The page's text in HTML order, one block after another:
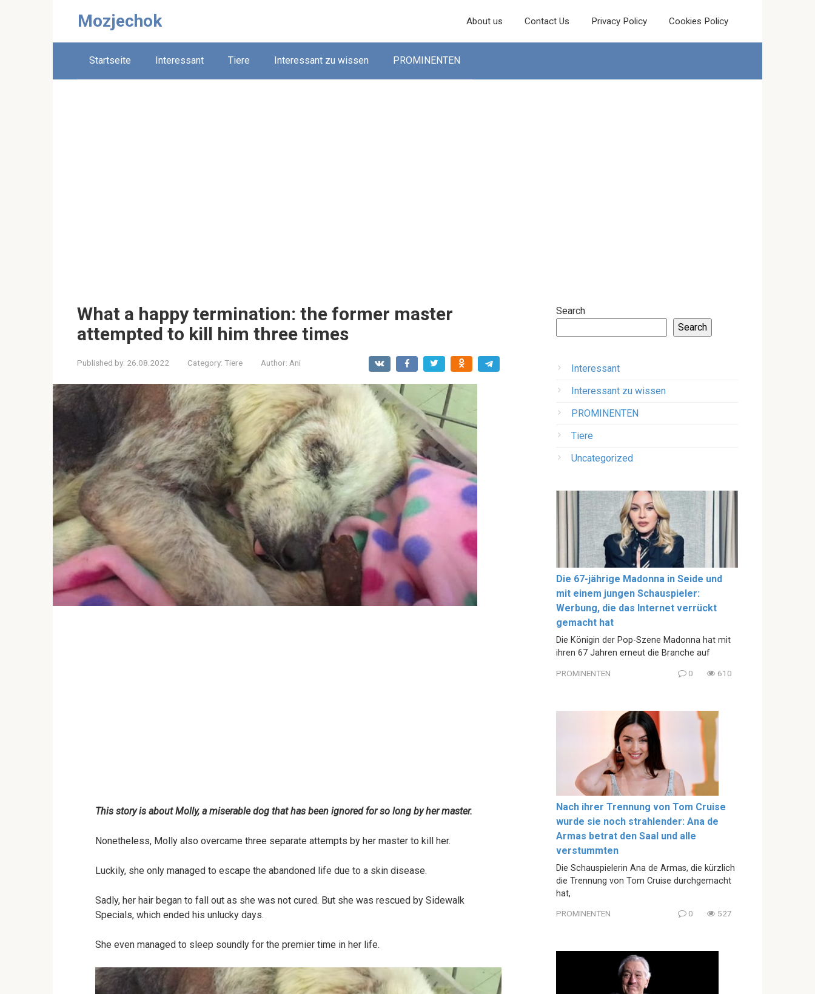
Mozjechok About us Contact Us Privacy Policy Cookies Policy
Startseite Interessant Tiere Interessant zu wissen PROMINENTEN
What a happy termination: the former master
attempted to kill him three times
Published by: 26.08.2022 Category: Tiere Author: Ani
This story is about Molly, a miserable dog that has been ignored for so long by her master.
Nonetheless, Molly also overcame three separate attempts by her master to kill her.
Luckily, she only managed to escape the abandoned life due to a skin disease.
Sadly, her hair began to fall out as she was not cured. But she was rescued by Sidewalk
Specials, which ended his unlucky days.
She even managed to sleep soundly for the premier time in her life.
Search
Search
Interessant
Interessant zu wissen
PROMINENTEN
Tiere
Uncategorized
Die 67-jährige Madonna in Seide und
mit einem jungen Schauspieler:
Werbung, die das Internet verrückt
gemacht hat
Die Königin der Pop-Szene Madonna hat mit
ihren 67 Jahren erneut die Branche auf
PROMINENTEN 0 610
Nach ihrer Trennung von Tom Cruise
wurde sie noch strahlender: Ana de
Armas betrat den Saal und alle
verstummten
Die Schauspielerin Ana de Armas, die kürzlich
die Trennung von Tom Cruise durchgemacht
hat,
PROMINENTEN 0 527